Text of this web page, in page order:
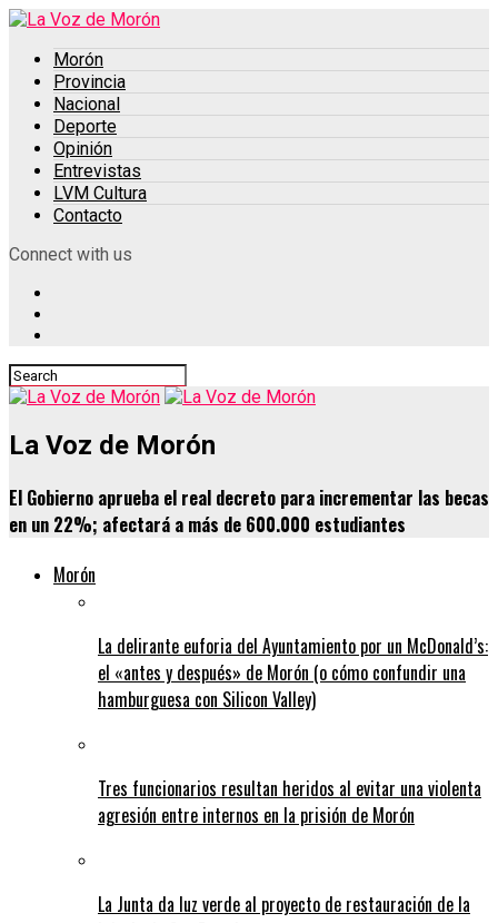
Morón
Provincia
Nacional
Deporte
Opinión
Entrevistas
LVM Cultura
Contacto
Connect with us
La Voz de Morón
El Gobierno aprueba el real decreto para incrementar las becas
en un 22%; afectará a más de 600.000 estudiantes
Morón
La delirante euforia del Ayuntamiento por un McDonald’s:
el «antes y después» de Morón (o cómo confundir una
hamburguesa con Silicon Valley)
Tres funcionarios resultan heridos al evitar una violenta
agresión entre internos en la prisión de Morón
La Junta da luz verde al proyecto de restauración de la